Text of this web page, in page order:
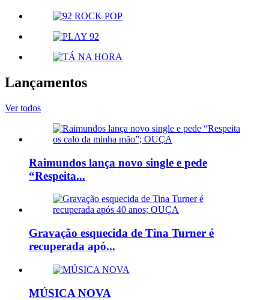
Lançamentos
Ver todos
Raimundos lança novo single e pede
“Respeita...
Gravação esquecida de Tina Turner é
recuperada apó...
MÚSICA NOVA